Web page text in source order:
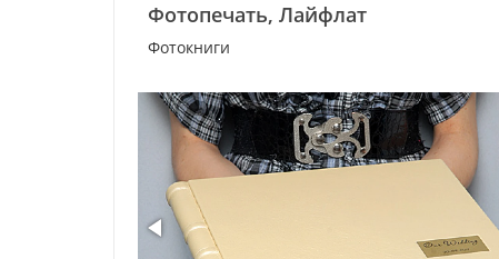
Фотопечать, Лайфлат
Фотокниги